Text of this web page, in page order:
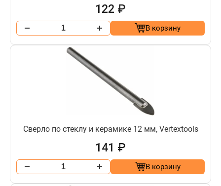
122 ₽
В корзину
Сверло по стеклу и керамике 12 мм, Vertextools
141 ₽
В корзину